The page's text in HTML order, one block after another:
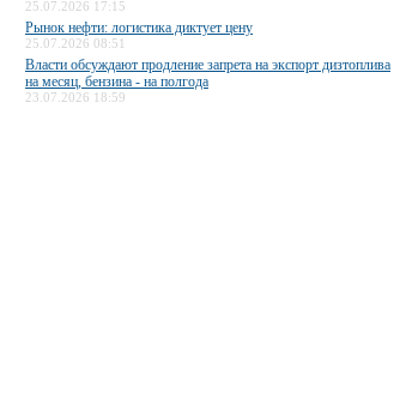
25.07.2026 17:15
Рынок нефти: логистика диктует цену
25.07.2026 08:51
Власти обсуждают продление запрета на экспорт дизтоплива
на месяц, бензина - на полгода
23.07.2026 18:59